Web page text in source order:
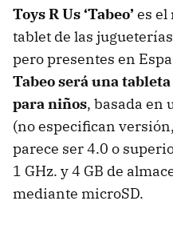
Toys R Us ‘Tabeo’ es
tablet de las
pero presentes en
Tabeo será una
para niños, basada en
(no especifican
parece ser 4.0 o
1 GHz. y 4 GB de
mediante microSD.